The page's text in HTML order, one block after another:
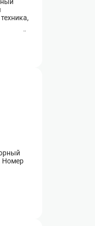
Номер
сна,